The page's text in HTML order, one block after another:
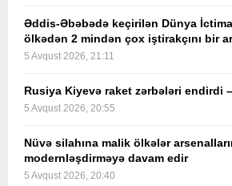
Əddis-Əbəbədə keçirilən Dünya
ölkədən 2 mindən çox iştirakçını bir
5 Avqust 2026, 21:11
Rusiya Kiyevə raket zərbələri endirdi
5 Avqust 2026, 20:55
Nüvə silahına malik ölkələr
modernləşdirməyə davam edir
5 Avqust 2026, 20:40